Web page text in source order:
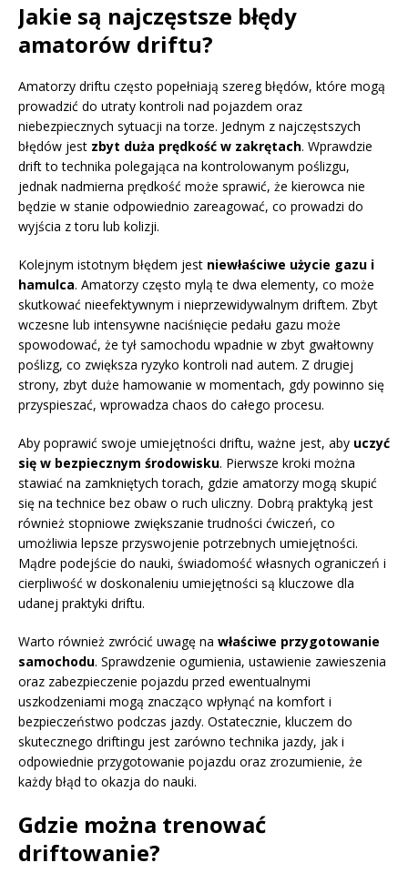
Jakie są najczęstsze błędy
amatorów driftu?
Amatorzy driftu często popełniają szereg błędów, które mogą
prowadzić do utraty kontroli nad pojazdem oraz
niebezpiecznych sytuacji na torze. Jednym z najczęstszych
błędów jest zbyt duża prędkość w zakrętach. Wprawdzie
drift to technika polegająca na kontrolowanym poślizgu,
jednak nadmierna prędkość może sprawić, że kierowca nie
będzie w stanie odpowiednio zareagować, co prowadzi do
wyjścia z toru lub kolizji.
Kolejnym istotnym błędem jest niewłaściwe użycie gazu i
hamulca. Amatorzy często mylą te dwa elementy, co może
skutkować nieefektywnym i nieprzewidywalnym driftem. Zbyt
wczesne lub intensywne naciśnięcie pedału gazu może
spowodować, że tył samochodu wpadnie w zbyt gwałtowny
poślizg, co zwiększa ryzyko kontroli nad autem. Z drugiej
strony, zbyt duże hamowanie w momentach, gdy powinno się
przyspieszać, wprowadza chaos do całego procesu.
Aby poprawić swoje umiejętności driftu, ważne jest, aby uczyć
się w bezpiecznym środowisku. Pierwsze kroki można
stawiać na zamkniętych torach, gdzie amatorzy mogą skupić
się na technice bez obaw o ruch uliczny. Dobrą praktyką jest
również stopniowe zwiększanie trudności ćwiczeń, co
umożliwia lepsze przyswojenie potrzebnych umiejętności.
Mądre podejście do nauki, świadomość własnych ograniczeń i
cierpliwość w doskonaleniu umiejętności są kluczowe dla
udanej praktyki driftu.
Warto również zwrócić uwagę na właściwe przygotowanie
samochodu. Sprawdzenie ogumienia, ustawienie zawieszenia
oraz zabezpieczenie pojazdu przed ewentualnymi
uszkodzeniami mogą znacząco wpłynąć na komfort i
bezpieczeństwo podczas jazdy. Ostatecznie, kluczem do
skutecznego driftingu jest zarówno technika jazdy, jak i
odpowiednie przygotowanie pojazdu oraz zrozumienie, że
każdy błąd to okazja do nauki.
Gdzie można trenować
driftowanie?